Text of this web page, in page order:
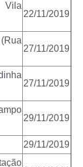
Vila
22/11/2019
27/11/2019
27/11/2019
29/11/2019
29/11/2019